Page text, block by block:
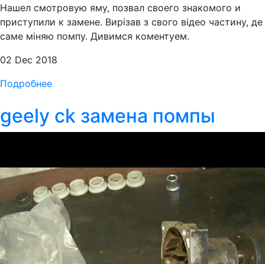
Нашел смотровую яму, позвал своего знакомого и
приступили к замене. Вирізав з свого відео частину, де
саме міняю помпу. Дивимся коментуем.
02 Dec 2018
Подробнее
geely ck замена помпы